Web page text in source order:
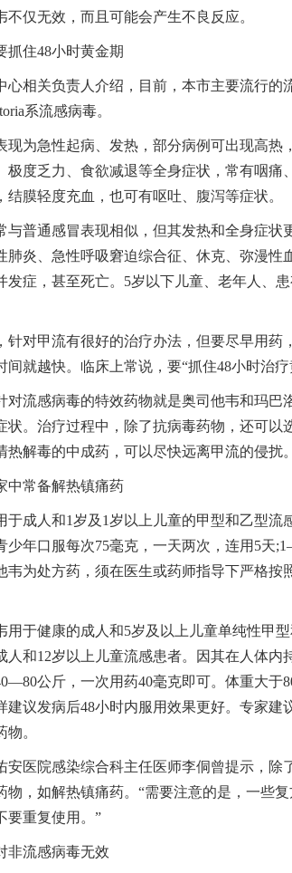
不仅无效，而且可能会产生不良反应。
抓住48小时黄金期
心相关负责人介绍，目前，本市主要流行的
系流感病毒。
现为急性起病、发热，部分病例可出现高热
极度乏力、食欲减退等全身症状，常有咽痛
结膜轻度充血，也可有呕吐、腹泻等症状。
与普通感冒表现相似，但其发热和全身症状
肺炎、急性呼吸窘迫综合征、休克、弥漫性
发症，甚至死亡。5岁以下儿童、老年人、
针对甲流有很好的治疗办法，但要尽早用药
间就越快。临床上常说，要“抓住48小时治疗
对流感病毒的特效药物就是奥司他韦和玛巴
状。治疗过程中，除了抗病毒药物，还可以
热解毒的中成药，可以尽快远离甲流的侵扰。
中常备解热镇痛药
于成人和1岁及1岁以上儿童的甲型和乙型流
少年口服每次75毫克，一天两次，连用5天
韦为处方药，须在医生或药师指导下严格按
用于健康的成人和5岁及以上儿童单纯性甲
人和12岁以上儿童流感患者。因其在人体内
公斤，一次用药40毫克即可。体重大于
建议发病后48小时内服用效果更好。专家
。
安医院感染综合科主任医师李侗曾提示，除
物，如解热镇痛药。“需要注意的是，一些
要重复使用。”
非流感病毒无效